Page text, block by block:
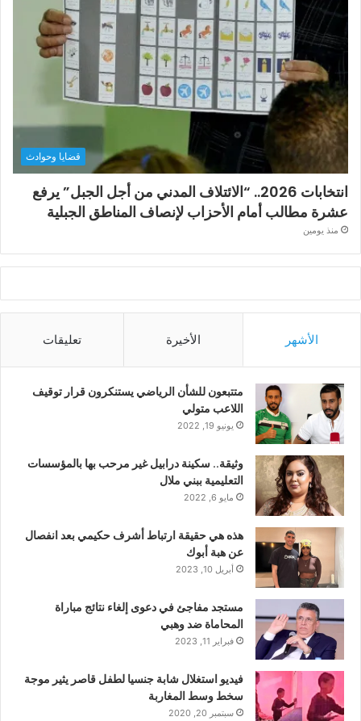
قضايا وحوادث
انتخابات 2026.. “الائتلاف المدني من أجل الجبل” يرفع
عشرة مطالب أمام الأحزاب لإنصاف المناطق الجبلية
منذ يومين
الأشهر الأخيرة تعليقات
متتبعون للشأن الرياضي يستنكرون قرار توقيف
اللاعب متولي
يونيو 19, 2022
وثيقة.. سكينة درابيل غير مرحب بها بالمؤسسات
التعليمية ببني ملال
مايو 6, 2022
هذه هي حقيقة ارتباط أشرف حكيمي بعد انفصال
عن هبة أبوك
أبريل 10, 2023
مستجد مفاجئ في دعوى إلغاء نتائج مباراة
المحاماة ضد وهبي
فبراير 11, 2023
فيديو استغلال شابة جنسيا لطفل قاصر يثير موجة
سخط وسط المغاربة
سبتمبر 20, 2020